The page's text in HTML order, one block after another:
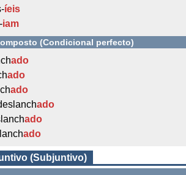
íeis
iam
(Condicional perfecto)
ado
ado
ado
ado
ado
ado
(Subjuntivo)